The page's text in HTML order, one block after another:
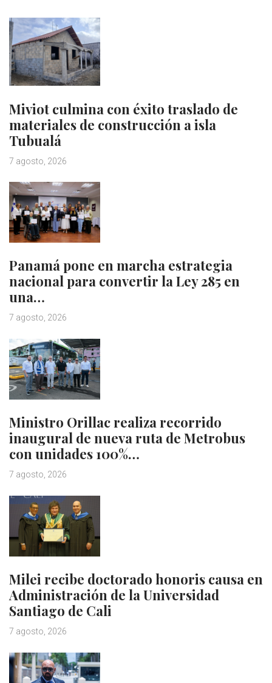
Miviot culmina con éxito traslado de
materiales de construcción a isla
Tubualá
7 agosto, 2026
Panamá pone en marcha estrategia
nacional para convertir la Ley 285 en
una…
7 agosto, 2026
Ministro Orillac realiza recorrido
inaugural de nueva ruta de Metrobus
con unidades 100%…
7 agosto, 2026
Milei recibe doctorado honoris causa en
Administración de la Universidad
Santiago de Cali
7 agosto, 2026